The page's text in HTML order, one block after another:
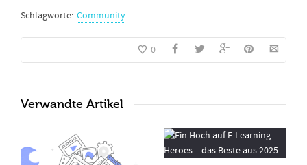
Schlagworte: Community
0
Verwandte Artikel